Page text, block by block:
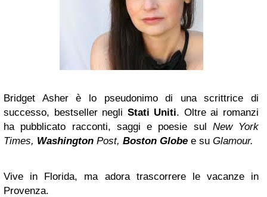
Bridget Asher è lo pseudonimo di una scrittrice di
successo, bestseller negli Stati Uniti. Oltre ai romanzi
ha pubblicato racconti, saggi e poesie sul New York
Times, Washington Post, Boston Globe e su Glamour.
Vive in Florida, ma adora trascorrere le vacanze in
Provenza.